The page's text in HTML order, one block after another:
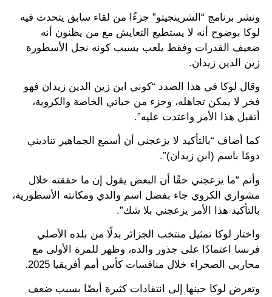
ونشر برنامج “الشرينجيتو” جزءًا من لقاء سابق يتحدث فيه
لوكا بوضوح أنه لا يستطيع التعايش مع من يظنون أنه
ضعيف القدرات وفقط يلعب بسبب كونه نجل الأسطورة
زين الدين زيدان.
وقال لوكا في هذا الصدد “كوني ابن زين الدين زيدان فهو
فخر لا يمكن تجاهله، وجزء من حياتي الخاصة والكروية،
أتقبل هذا الأمر واعتدت عليه”.
كما أضاف “بالتأكيد لا يزعجني أن أسمع الجماهير تناديني
دومًا باسم (ابن زيدان)”.
وأتم “ما يزعجني حقًا أن البعض يقول إن ما حققته خلال
مشواري الكروي جاء بفضل اسم والدي ومكانته الأسطورية،
بالتأكيد هذا الأمر يزعجني بلا شك”.
واختار لوكا تمثيل منتخب الجزائر بدلًا من بلده الأصلي
فرنسا اعتمادًا على جذور والده، وظهر للمرة الأولى مع
محاربي الصحراء خلال منافسات كأس أمم أفريقيا 2025.
وتعرض لوكا حينها إلى انتقادات كثيرة أيضًا بسبب ضعف